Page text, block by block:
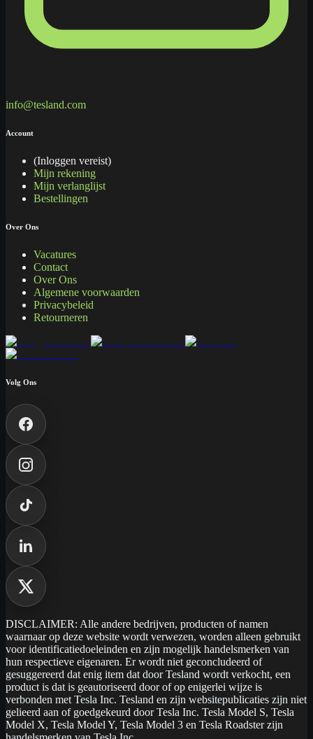
info@tesland.com
Account
(Inloggen vereist)
Mijn rekening
Mijn verlanglijst
Bestellingen
Over Ons
Vacatures
Contact
Over Ons
Algemene voorwaarden
Privacybeleid
Retourneren
Volg Ons
DISCLAIMER: Alle andere bedrijven, producten of namen
waarnaar op deze website wordt verwezen, worden alleen gebruikt
voor identificatiedoeleinden en zijn mogelijk handelsmerken van
hun respectieve eigenaren. Er wordt niet geconcludeerd of
gesuggereerd dat enig item dat door Tesland wordt verkocht, een
product is dat is geautoriseerd door of op enigerlei wijze is
verbonden met Tesla Inc. Tesland en zijn websitepublicaties zijn niet
gelieerd aan of goedgekeurd door Tesla Inc. Tesla Model S, Tesla
Model X, Tesla Model Y, Tesla Model 3 en Tesla Roadster zijn